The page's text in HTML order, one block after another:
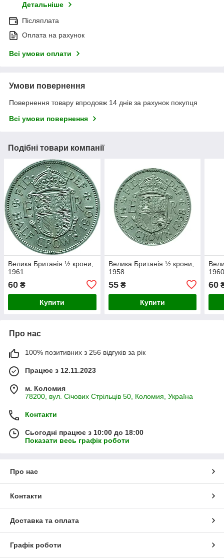
Детальніше
Післяплата
Оплата на рахунок
Всі умови оплати
Умови повернення
Повернення товару впродовж 14 днів за рахунок покупця
Всі умови повернення
Подібні товари компанії
Велика Британія ½ крони,
1961
60 ₴
Купити
Велика Британія ½ крони,
1958
55₴
Купити
60
Про нас
100% позитивних з 256 відгуків за рік
Працює з 12.11.2023
м. Коломия
78200, вул. Січових Стрільців 50, Коломия, Україна
Контакти
Сьогодні працює з 10:00 до 18:00
Показати весь графік роботи
Про нас
Контакти
Доставка та оплата
Графік роботи